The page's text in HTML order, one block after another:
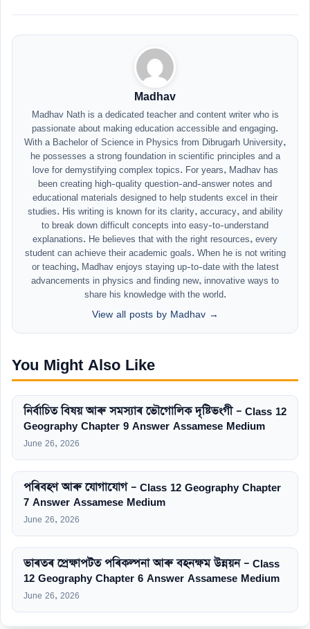
Madhav
Madhav Nath is a dedicated teacher and content writer who is
passionate about making education accessible and engaging.
With a Bachelor of Science in Physics from Dibrugarh University,
he possesses a strong foundation in scientific principles and a
love for demystifying complex topics. For years, Madhav has
been creating high-quality question-and-answer notes and
educational materials designed to help students excel in their
studies. His writing is known for its clarity, accuracy, and ability
to break down difficult concepts into easy-to-understand
explanations. He believes that with the right resources, every
student can achieve their academic goals. When he is not writing
or teaching, Madhav enjoys staying up-to-date with the latest
advancements in physics and finding new, innovative ways to
share his knowledge with the world.
View all posts by Madhav →
You Might Also Like
নিৰ্বাচিত বিষয় আৰু সমস্যাৰ ভৌগোলিক দৃষ্টিভংগী – Class 12
Geography Chapter 9 Answer Assamese Medium
June 26, 2026
পৰিবহণ আৰু যোগাযোগ – Class 12 Geography Chapter
7 Answer Assamese Medium
June 26, 2026
ভাৰতৰ প্ৰেক্ষাপটত পৰিকল্পনা আৰু বহনক্ষম উন্নয়ন – Class
12 Geography Chapter 6 Answer Assamese Medium
June 26, 2026